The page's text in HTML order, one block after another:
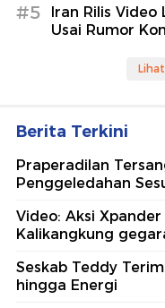
#5
Iran Rilis Video
Usai Rumor
Berita Terkini
Praperadilan
Penggeledahan
Video: Aksi
Kalikangkung
Seskab Teddy
hingga Energi